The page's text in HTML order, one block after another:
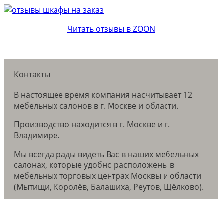
Читать отзывы в ZOON
Контакты
В настоящее время компания насчитывает 12
мебельных салонов в г. Москве и области.
Производство находится в г. Москве и г.
Владимире.
Мы всегда рады видеть Вас в наших мебельных
салонах, которые удобно расположены в
мебельных торговых центрах Москвы и области
(Мытищи, Королёв, Балашиха, Реутов, Щёлково).